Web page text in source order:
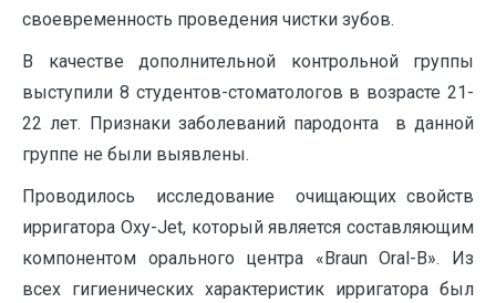
своевременность проведения чистки зубов.
В качестве дополнительной контрольной группы
выступили 8 студентов-стоматологов в возрасте 21-
22 лет. Признаки заболеваний пародонта в данной
группе не были выявлены.
Проводилось исследование очищающих свойств
ирригатора Oxy-Jet, который является составляющим
компонентом орального центра «Braun Oral-B». Из
всех гигиенических характеристик ирригатора был